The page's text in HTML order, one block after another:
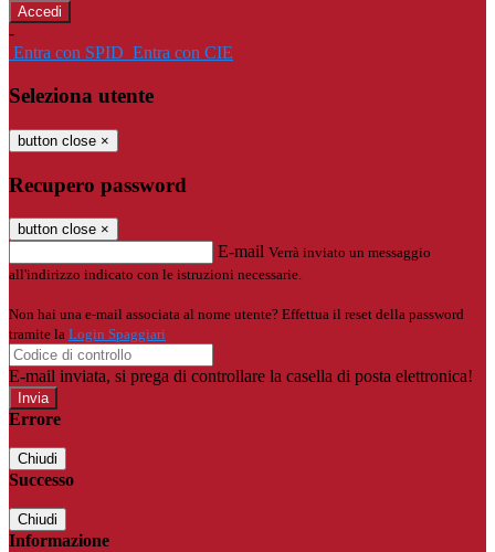
-
Entra con SPID Entra con CIE
Seleziona utente
button close ×
Recupero password
button close ×
E-mail Verrà inviato un messaggio
all'indirizzo indicato con le istruzioni necessarie.
Non hai una e-mail associata al nome utente? Effettua il reset della password
tramite la Login Spaggiari
E-mail inviata, si prega di controllare la casella di posta elettronica!
Errore
Chiudi
Successo
Chiudi
Informazione